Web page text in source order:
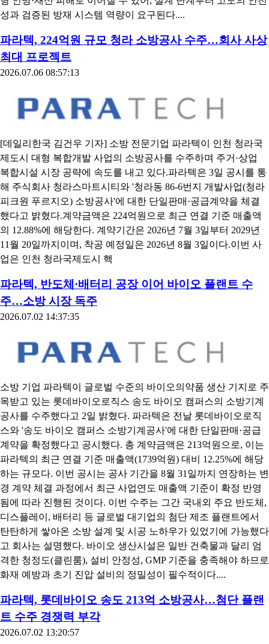
성과 검증된 방재 시스템 역량이 요구된다....
파라텍, 224억원 규모 청라 소방공사 수주…회사 사상
최대 프로젝트
2026.07.06 08:57:13
[데일리한국 김건우 기자] 소방 전문기업 파라텍이 인천 청라국
제도시 대형 복합개발 사업의 소방공사를 수주하며 주거·상업
복합시설 시장 공략에 속도를 내고 있다.파라텍은 3일 공시를 통
해 주식회사 청라스마트시티와 '청라동 86-6번지 개발사업(청라
피크원 푸르지오) 소방공사'에 대한 단일판매·공급계약을 체결
했다고 밝혔다.계약금액은 224억원으로 최근 연결 기준 매출액
의 12.88%에 해당한다. 계약기간은 2026년 7월 3일부터 2029년
11월 20일까지이며, 착공 예정일은 2026년 8월 3일이다.이번 사
업은 인천 청라국제도시 핵
파라텍, 반도체·배터리 공장 이어 바이오 플랜트 수
주…소방 시장 독주
2026.07.02 14:37:35
소방 기업 파라텍이 글로벌 수준의 바이오의약품 생산 기지로 주
목받고 있는 롯데바이오로직스 송도 바이오 캠퍼스의 소방기계
공사를 수주했다고 2일 밝혔다. 파라텍은 전날 롯데바이오로직
스와 '송도 바이오 캠퍼스 소방기계공사'에 대한 단일판매·공급
계약을 확정했다고 공시했다. 총 계약금액은 213억원으로, 이는
파라텍의 최근 연결 기준 매출액(1739억원) 대비 12.25%에 해당
하는 규모다. 이번 공시는 공사 기간을 8월 31일까지 연장하는 변
경 계약 체결 과정에서 최근 사업연도 매출액 기준이 확정 반영
됨에 따라 진행된 것이다. 이번 수주는 그간 국내외 주요 반도체,
디스플레이, 배터리 등 글로벌 대기업의 첨단 제조 플랜트에서
탄탄하게 쌓아온 소방 설계 및 시공 노하우가 있었기에 가능했다
고 회사는 설명했다. 바이오 생산시설은 일반 건축물과 달리 엄
격한 청정도(클린룸), 설비 안정성, GMP 기준을 충족해야 하므로
화재 예방과 초기 진압 설비의 정밀성이 필수적이다....
파라텍, 롯데바이오 송도 213억 소방공사…첨단 플랜
트 수주 경쟁력 부각
2026.07.02 13:20:57